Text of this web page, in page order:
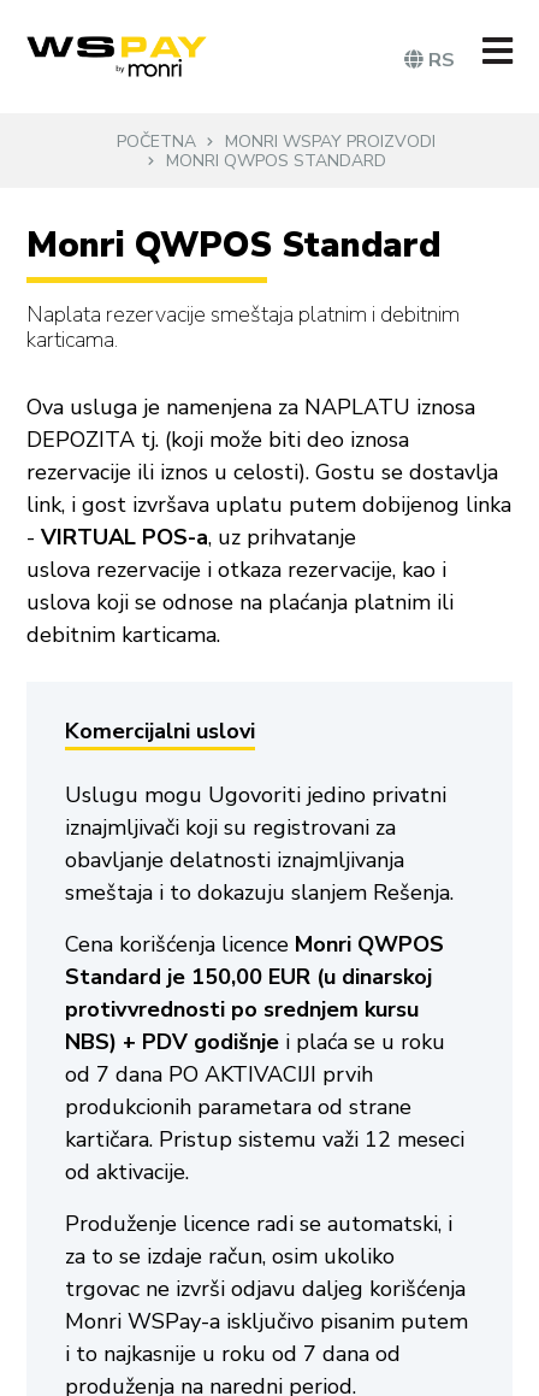
RS
POČETNA
MONRI WSPAY PROIZVODI
MONRI QWPOS STANDARD
Monri QWPOS Standard
Naplata rezervacije smeštaja platnim i debitnim
karticama.
Ova usluga je namenjena za NAPLATU iznosa
DEPOZITA tj. (koji može biti deo iznosa
rezervacije ili iznos u celosti). Gostu se dostavlja
link, i gost izvršava uplatu putem dobijenog linka
-VIRTUAL POS-a, uz prihvatanje
uslova rezervacije i otkaza rezervacije, kao i
uslova koji se odnose na plaćanja platnim ili
debitnim karticama.
Komercijalni uslovi
Uslugu mogu Ugovoriti jedino privatni
iznajmljivači koji su registrovani za
obavljanje delatnosti iznajmljivanja
smeštaja i to dokazuju slanjem Rešenja.
Cena korišćenja licence Monri QWPOS
Standard je 150,00 EUR (u dinarskoj
protivvrednosti po srednjem kursu
NBS) + PDV godišnje i plaća se u roku
od 7 dana PO AKTIVACIJI prvih
produkcionih parametara od strane
kartičara. Pristup sistemu važi 12 meseci
od aktivacije.
Produženje licence radi se automatski, i
za to se izdaje račun, osim ukoliko
trgovac ne izvrši odjavu daljeg korišćenja
Monri WSPay-a isključivo pisanim putem
i to najkasnije u roku od 7 dana od
produženja na naredni period.